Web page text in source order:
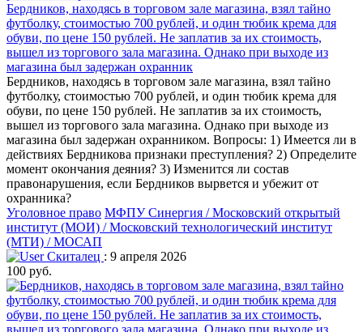
Бердников, находясь в торговом зале магазина, взял тайно
футболку, стоимостью 700 рублей, и один тюбик крема для
обуви, по цене 150 рублей. Не заплатив за их стоимость,
вышел из торгового зала магазина. Однако при выходе из
магазина был задержан охранник
Бердников, находясь в торговом зале магазина, взял тайно
футболку, стоимостью 700 рублей, и один тюбик крема для
обуви, по цене 150 рублей. Не заплатив за их стоимость,
вышел из торгового зала магазина. Однако при выходе из
магазина был задержан охранником. Вопросы: 1) Имеется ли в
действиях Бердникова признаки преступления? 2) Определите
момент окончания деяния? 3) Изменится ли состав
правонарушения, если Бердников вырвется и убежит от
охранника?
Уголовное право МФПУ Синергия / Московский открытый
институт (МОИ) / Московский технологический институт
(МТИ) / МОСАП
Скиталец : 9 апреля 2026
100 руб.